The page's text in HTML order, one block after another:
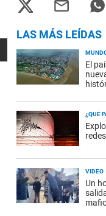
LAS MÁS LEÍDAS
El
¿QUÉ
VIDEO
Un